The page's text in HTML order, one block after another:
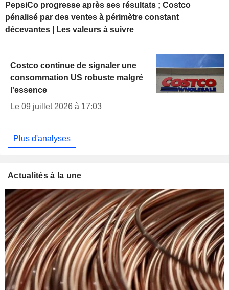
PepsiCo progresse après ses résultats ; Costco
pénalisé par des ventes à périmètre constant
décevantes | Les valeurs à suivre
Costco continue de signaler une
consommation US robuste malgré
l'essence
Le 09 juillet 2026 à 17:03
Plus d'analyses
Actualités à la une